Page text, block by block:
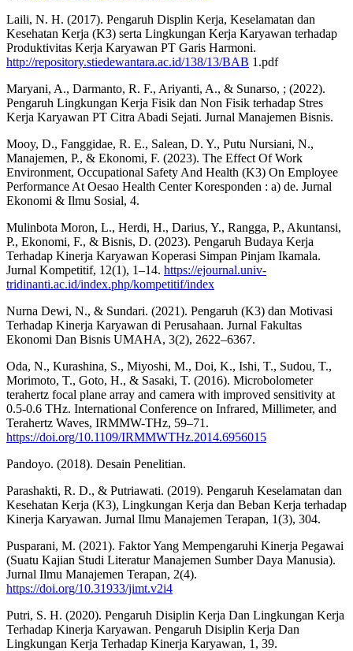
Laili, N. H. (2017). Pengaruh Displin Kerja, Keselamatan dan
Kesehatan Kerja (K3) serta Lingkungan Kerja Karyawan terhadap
Produktivitas Kerja Karyawan PT Garis Harmoni.
http://repository.stiedewantara.ac.id/138/13/BAB 1.pdf
Maryani, A., Darmanto, R. F., Ariyanti, A., & Sunarso, ; (2022).
Pengaruh Lingkungan Kerja Fisik dan Non Fisik terhadap Stres
Kerja Karyawan PT Citra Abadi Sejati. Jurnal Manajemen Bisnis.
Mooy, D., Fanggidae, R. E., Salean, D. Y., Putu Nursiani, N.,
Manajemen, P., & Ekonomi, F. (2023). The Effect Of Work
Environment, Occupational Safety And Health (K3) On Employee
Performance At Oesao Health Center Koresponden : a) de. Jurnal
Ekonomi & Ilmu Sosial, 4.
Mulinbota Moron, L., Herdi, H., Darius, Y., Rangga, P., Akuntansi,
P., Ekonomi, F., & Bisnis, D. (2023). Pengaruh Budaya Kerja
Terhadap Kinerja Karyawan Koperasi Simpan Pinjam Ikamala.
Jurnal Kompetitif, 12(1), 1–14. https://ejournal.univ-
tridinanti.ac.id/index.php/kompetitif/index
Nurna Dewi, N., & Sundari. (2021). Pengaruh (K3) dan Motivasi
Terhadap Kinerja Karyawan di Perusahaan. Jurnal Fakultas
Ekonomi Dan Bisnis UMAHA, 3(2), 2622–6367.
Oda, N., Kurashina, S., Miyoshi, M., Doi, K., Ishi, T., Sudou, T.,
Morimoto, T., Goto, H., & Sasaki, T. (2016). Microbolometer
terahertz focal plane array and camera with improved sensitivity at
0.5-0.6 THz. International Conference on Infrared, Millimeter, and
Terahertz Waves, IRMMW-THz, 59–71.
https://doi.org/10.1109/IRMMWTHz.2014.6956015
Pandoyo. (2018). Desain Penelitian.
Parashakti, R. D., & Putriawati. (2019). Pengaruh Keselamatan dan
Kesehatan Kerja (K3), Lingkungan Kerja dan Beban Kerja terhadap
Kinerja Karyawan. Jurnal Ilmu Manajemen Terapan, 1(3), 304.
Pusparani, M. (2021). Faktor Yang Mempengaruhi Kinerja Pegawai
(Suatu Kajian Studi Literatur Manajemen Sumber Daya Manusia).
Jurnal Ilmu Manajemen Terapan, 2(4).
https://doi.org/10.31933/jimt.v2i4
Putri, S. H. (2020). Pengaruh Disiplin Kerja Dan Lingkungan Kerja
Terhadap Kinerja Karyawan. Pengaruh Disiplin Kerja Dan
Lingkungan Kerja Terhadap Kinerja Karyawan, 1, 39.